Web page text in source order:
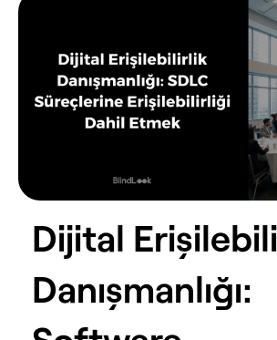
Dijital
Danışmanlığı: